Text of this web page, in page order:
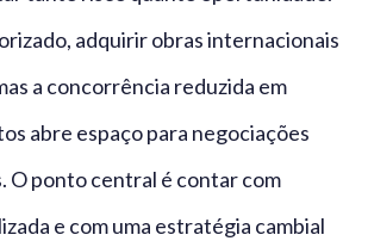
adquirir obras internacionais
a concorrência reduzida em
abre espaço para negociações
O ponto central é contar com
e com uma estratégia cambial